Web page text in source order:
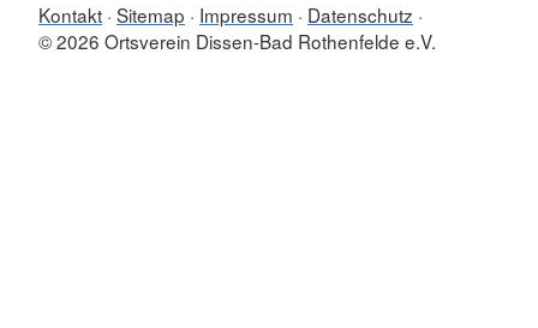
Kontakt Sitemap Impressum
Datenschutz
© 2026 Ortsverein Dissen-Bad Rothenfelde e.V.